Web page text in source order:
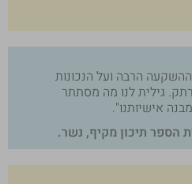
הרבה ועל הנכונות
גילית לנו מה מסתתר
אישיותנו".
הספר תיכון מקיף, נשר.